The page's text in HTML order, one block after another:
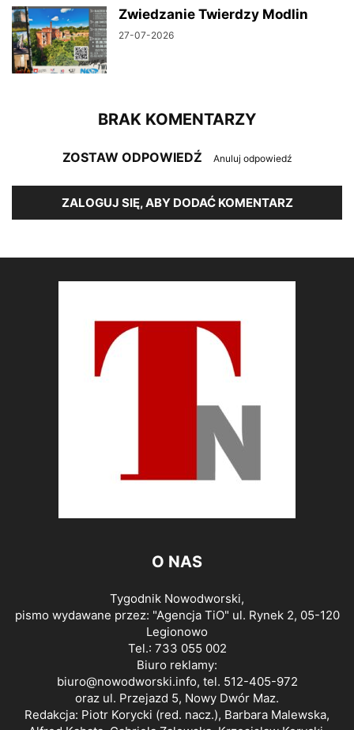
Zwiedzanie Twierdzy Modlin
27-07-2026
BRAK KOMENTARZY
ZOSTAW ODPOWIEDŹ Anuluj odpowiedź
ZALOGUJ SIĘ, ABY DODAĆ KOMENTARZ
O NAS
Tygodnik Nowodworski,
pismo wydawane przez: "Agencja TiO" ul. Rynek 2, 05-120
Legionowo
Tel.: 733 055 002
Biuro reklamy:
biuro@nowodworski.info, tel. 512-405-972
oraz ul. Przejazd 5, Nowy Dwór Maz.
Redakcja: Piotr Korycki (red. nacz.), Barbara Malewska,